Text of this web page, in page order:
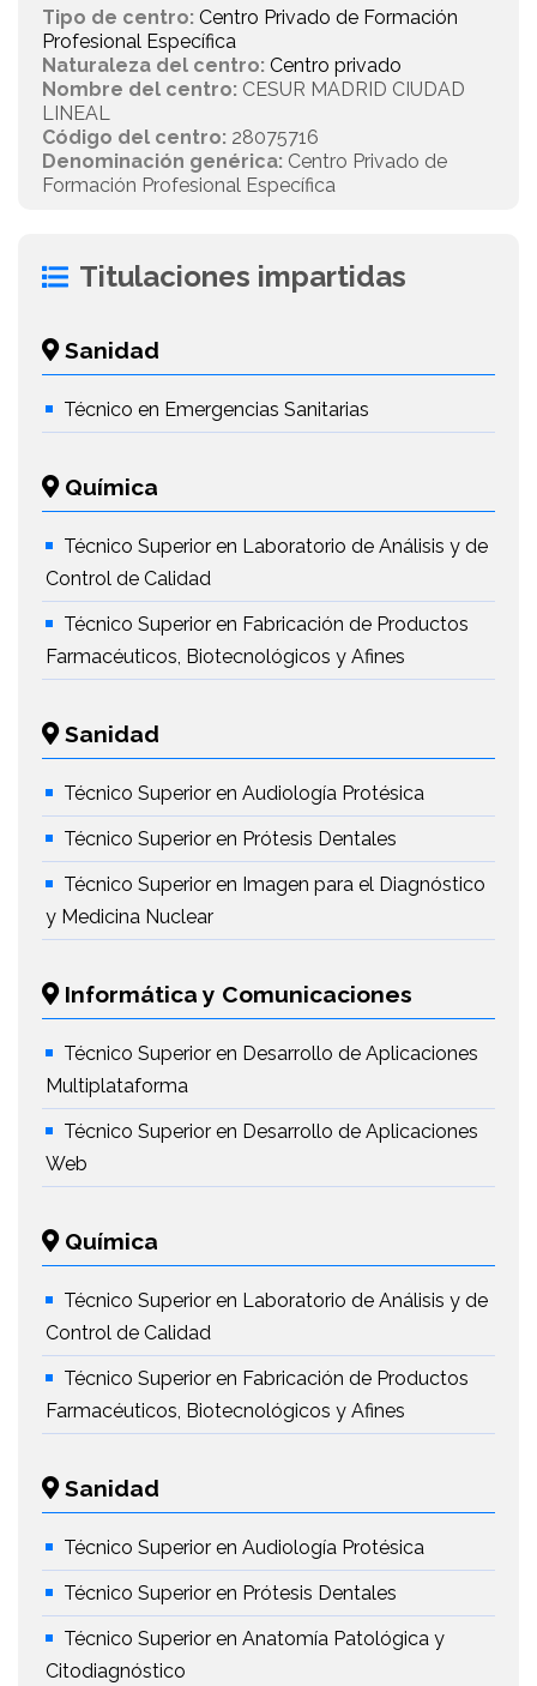
Tipo de centro: Centro Privado de Formación
Profesional Específica
Naturaleza del centro: Centro privado
Nombre del centro: CESUR MADRID CIUDAD
LINEAL
Código del centro: 28075716
Denominación genérica: Centro Privado de
Formación Profesional Específica
Titulaciones impartidas
Sanidad
Técnico en Emergencias Sanitarias
Química
Técnico Superior en Laboratorio de Análisis y de
Control de Calidad
Técnico Superior en Fabricación de Productos
Farmacéuticos, Biotecnológicos y Afines
Sanidad
Técnico Superior en Audiología Protésica
Técnico Superior en Prótesis Dentales
Técnico Superior en Imagen para el Diagnóstico
y Medicina Nuclear
Informática y Comunicaciones
Técnico Superior en Desarrollo de Aplicaciones
Multiplataforma
Técnico Superior en Desarrollo de Aplicaciones
Web
Química
Técnico Superior en Laboratorio de Análisis y de
Control de Calidad
Técnico Superior en Fabricación de Productos
Farmacéuticos, Biotecnológicos y Afines
Sanidad
Técnico Superior en Audiología Protésica
Técnico Superior en Prótesis Dentales
Técnico Superior en Anatomía Patológica y
Citodiagnóstico